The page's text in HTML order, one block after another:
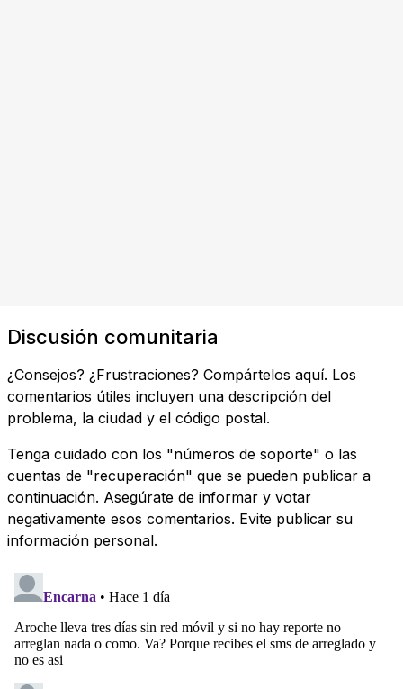
Discusión comunitaria
¿Consejos? ¿Frustraciones? Compártelos aquí. Los
comentarios útiles incluyen una descripción del
problema, la ciudad y el código postal.
Tenga cuidado con los "números de soporte" o las
cuentas de "recuperación" que se pueden publicar a
continuación. Asegúrate de informar y votar
negativamente esos comentarios. Evite publicar su
información personal.